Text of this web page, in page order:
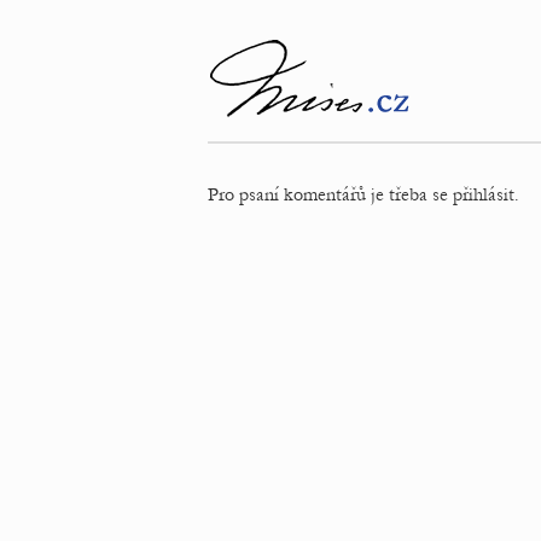
Pro psaní komentářů je třeba se přihlásit.